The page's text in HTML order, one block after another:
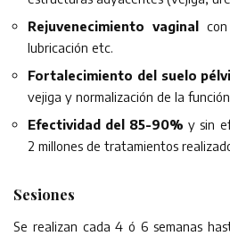
Rejuvenecimiento vaginal
lubricación etc.
Fortalecimiento del suelo
vejiga y normalización de la
Efectividad del 85-90%y sin
2 millones de tratamientos
Sesiones
Se realizan cada 4 ó 6 semanas